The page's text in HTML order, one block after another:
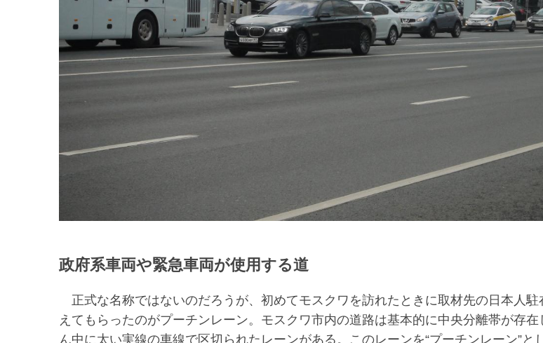
政府系車両や緊急車両が使用する道
正式な名称ではないのだろうが、初めてモスクワを訪れたときに取材先の日本人駐
えてもらったのがプーチンレーン。モスクワ市内の道路は基本的に中央分離帯が存
ん中に太い実線の車線で区切られたレーンがある。このレーンを“プーチンレーン”と